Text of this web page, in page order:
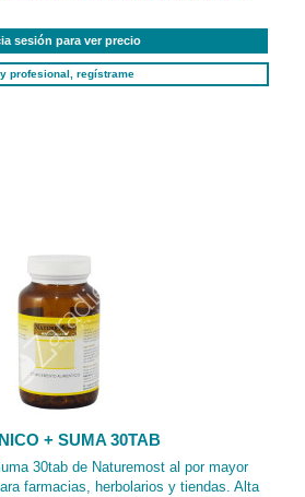
sesión para ver precio
profesional, regístrame
+ SUMA 30TAB
30tab de Naturemost al por mayor
farmacias, herbolarios y tiendas. Alta